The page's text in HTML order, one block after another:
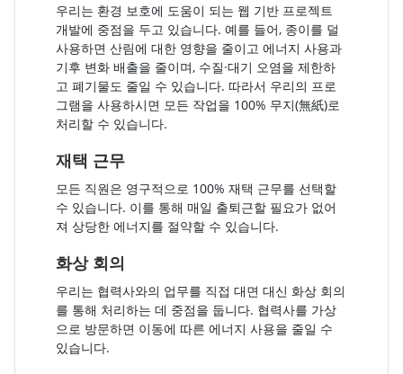
우리는 환경 보호에 도움이 되는 웹 기반 프로젝트
개발에 중점을 두고 있습니다. 예를 들어, 종이를 덜
사용하면 산림에 대한 영향을 줄이고 에너지 사용과
기후 변화 배출을 줄이며, 수질·대기 오염을 제한하
고 폐기물도 줄일 수 있습니다. 따라서 우리의 프로
그램을 사용하시면 모든 작업을 100% 무지(無紙)로
처리할 수 있습니다.
재택 근무
모든 직원은 영구적으로 100% 재택 근무를 선택할
수 있습니다. 이를 통해 매일 출퇴근할 필요가 없어
져 상당한 에너지를 절약할 수 있습니다.
화상 회의
우리는 협력사와의 업무를 직접 대면 대신 화상 회의
를 통해 처리하는 데 중점을 둡니다. 협력사를 가상
으로 방문하면 이동에 따른 에너지 사용을 줄일 수
있습니다.